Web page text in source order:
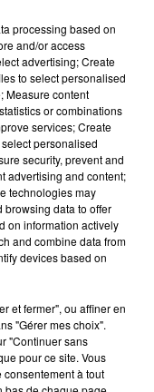
après avoir
de trois mois
processing based on
and/or access
advertising; Create
to select personalised
Measure content
or combinations
services; Create
personalised
security, prevent and
advertising and content;
technologies may
browsing data to offer
on information actively
and combine data from
devices based on
et fermer", ou affiner en
"Gérer mes choix".
"Continuer sans
pour ce site. Vous
consentement à tout